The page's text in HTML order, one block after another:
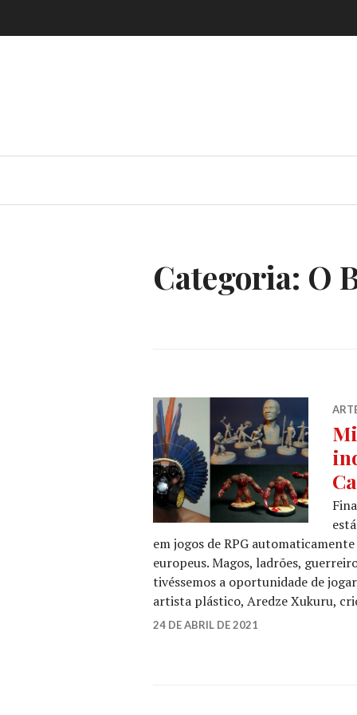
to
Categoria: O
em jogos de RPG
europeus. Magos, ladrões,
tivéssemos a oportunidade de
artista plástico, Aredze Xukuru,
YK
24 DE ABRIL DE 2021